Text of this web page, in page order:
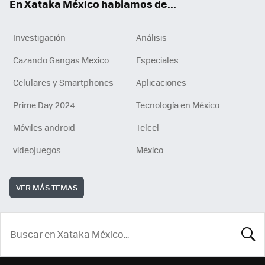
En Xataka México hablamos de...
Investigación
Análisis
Cazando Gangas Mexico
Especiales
Celulares y Smartphones
Aplicaciones
Prime Day 2024
Tecnología en México
Móviles android
Telcel
videojuegos
México
VER MÁS TEMAS